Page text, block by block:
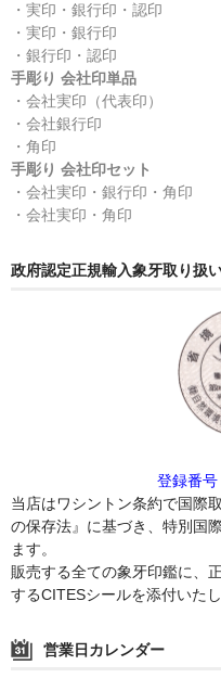
・実印・銀行印・認印
・実印・銀行印
・銀行印・認印
手彫り 会社印単品
・会社実印（代表印）
・会社銀行印
・角印
手彫り 会社印セット
・会社実印・銀行印・角印
・会社実印・角印
政府認定正規輸入象牙取り扱
登録番
当店はワシントン条約で国際
の保存法』に基づき、特別国
ます。
販売する全ての象牙印鑑に、
するCITESシールを添付いたし
営業日カレンダー